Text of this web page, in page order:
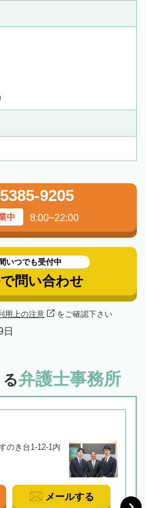
9205
中 8:00~22:00
いつでも受付中
問い合わせ
用上の注意 をご確認下さい
弁護士事務所
のき台1-12-1内
メールする